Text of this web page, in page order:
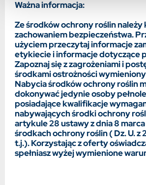
Ważna informacja:
Ze środków ochrony roślin należy
zachowaniem bezpieczeństwa.
użyciem przeczytaj informacje
etykiecie i informacje dotyczące
Zapoznaj się z zagrożeniami i
środkami ostrożności
Nabycia środków ochrony roślin
dokonywać jedynie osoby
posiadające kwalifikacje
nabywających środki ochrony
artykule 28 ustawy z dnia 8 marca
środkach ochrony roślin ( Dz. U. z
t.j.). Korzystając z oferty
spełniasz wyżej wymienione